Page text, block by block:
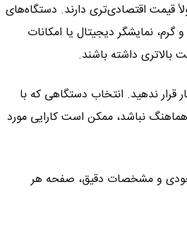
قیمت اقتصادی‌تری دارند. دستگاه‌های
نمایشگر دیجیتال یا امکانات
بالاتری داشته باشند.
قرار ندهید. انتخاب دستگاهی که با
نباشد، ممکن است کارایی مورد
و مشخصات دقیق، صفحه هر